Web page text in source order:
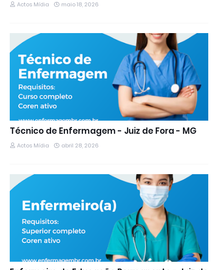
Actos Mídia maio 18, 2026
Técnico de Enfermagem - Juiz de Fora - MG
Actos Mídia abril 28, 2026